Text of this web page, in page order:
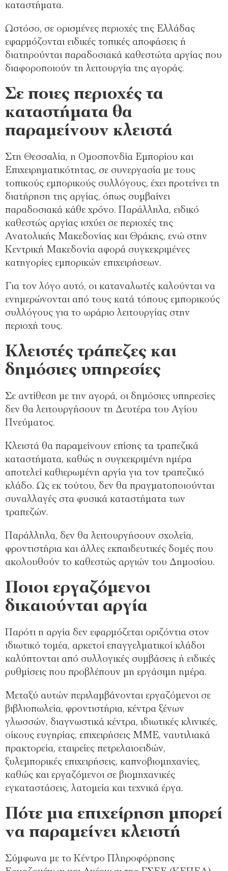
καταστήματα.
Ωστόσο, σε ορισμένες περιοχές της Ελλάδας
εφαρμόζονται ειδικές τοπικές αποφάσεις ή
διατηρούνται παραδοσιακά καθεστώτα αργίας που
διαφοροποιούν τη λειτουργία της αγοράς.
Σε ποιες περιοχές τα
καταστήματα θα
παραμείνουν κλειστά
Στη Θεσσαλία, η Ομοσπονδία Εμπορίου και
Επιχειρηματικότητας, σε συνεργασία με τους
τοπικούς εμπορικούς συλλόγους, έχει προτείνει τη
διατήρηση της αργίας, όπως συμβαίνει
παραδοσιακά κάθε χρόνο. Παράλληλα, ειδικό
καθεστώς αργίας ισχύει σε περιοχές της
Ανατολικής Μακεδονίας και Θράκης, ενώ στην
Κεντρική Μακεδονία αφορά συγκεκριμένες
κατηγορίες εμπορικών επιχειρήσεων.
Για τον λόγο αυτό, οι καταναλωτές καλούνται να
ενημερώνονται από τους κατά τόπους εμπορικούς
συλλόγους για το ωράριο λειτουργίας στην
περιοχή τους.
Κλειστές τράπεζες και
δημόσιες υπηρεσίες
Σε αντίθεση με την αγορά, οι δημόσιες υπηρεσίες
δεν θα λειτουργήσουν τη Δευτέρα του Αγίου
Πνεύματος.
Κλειστά θα παραμείνουν επίσης τα τραπεζικά
καταστήματα, καθώς η συγκεκριμένη ημέρα
αποτελεί καθιερωμένη αργία για τον τραπεζικό
κλάδο. Ως εκ τούτου, δεν θα πραγματοποιούνται
συναλλαγές στα φυσικά καταστήματα των
τραπεζών.
Παράλληλα, δεν θα λειτουργήσουν σχολεία,
φροντιστήρια και άλλες εκπαιδευτικές δομές που
ακολουθούν το καθεστώς αργιών του Δημοσίου.
Ποιοι εργαζόμενοι
δικαιούνται αργία
Παρότι η αργία δεν εφαρμόζεται οριζόντια στον
ιδιωτικό τομέα, αρκετοί επαγγελματικοί κλάδοι
καλύπτονται από συλλογικές συμβάσεις ή ειδικές
ρυθμίσεις που προβλέπουν μη εργάσιμη ημέρα.
Μεταξύ αυτών περιλαμβάνονται εργαζόμενοι σε
βιβλιοπωλεία, φροντιστήρια, κέντρα ξένων
γλωσσών, διαγνωστικά κέντρα, ιδιωτικές κλινικές,
οίκους ευγηρίας, επιχειρήσεις ΜΜΕ, ναυτιλιακά
πρακτορεία, εταιρείες πετρελαιοειδών,
ξυλεμπορικές επιχειρήσεις, καπνοβιομηχανίες,
καθώς και εργαζόμενοι σε βιομηχανικές
εγκαταστάσεις, λατομεία και τεχνικά έργα.
Πότε μια επιχείρηση μπορεί
να παραμείνει κλειστή
Σύμφωνα με το Κέντρο Πληροφόρησης